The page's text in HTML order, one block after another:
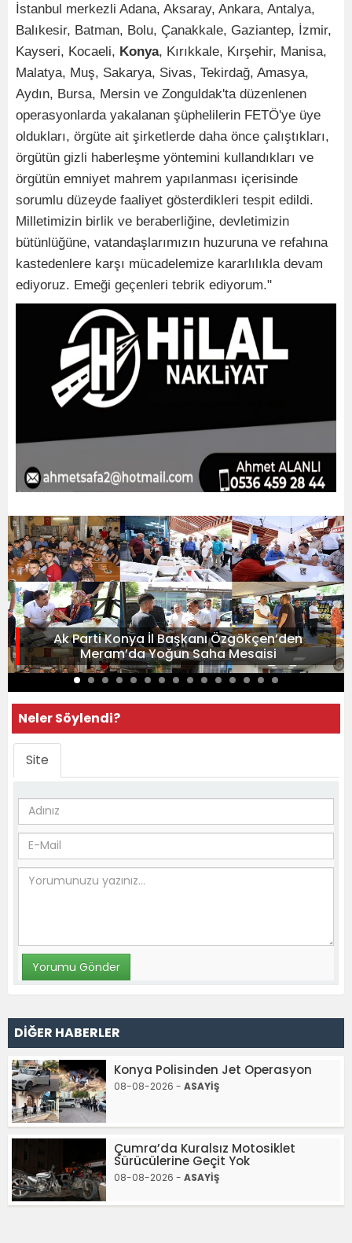
İstanbul merkezli Adana, Aksaray, Ankara, Antalya,
Balıkesir, Batman, Bolu, Çanakkale, Gaziantep, İzmir,
Kayseri, Kocaeli, Konya, Kırıkkale, Kırşehir, Manisa,
Malatya, Muş, Sakarya, Sivas, Tekirdağ, Amasya,
Aydın, Bursa, Mersin ve Zonguldak'ta düzenlenen
operasyonlarda yakalanan şüphelilerin FETÖ'ye üye
oldukları, örgüte ait şirketlerde daha önce çalıştıkları,
örgütün gizli haberleşme yöntemini kullandıkları ve
örgütün emniyet mahrem yapılanması içerisinde
sorumlu düzeyde faaliyet gösterdikleri tespit edildi.
Milletimizin birlik ve beraberliğine, devletimizin
bütünlüğüne, vatandaşlarımızın huzuruna ve refahına
kastedenlere karşı mücadelemize kararlılıkla devam
ediyoruz. Emeği geçenleri tebrik ediyorum."
Ak Parti Konya İl Başkanı Özgökçen’den
Meram’da Yoğun Saha Mesaisi
Neler Söylendi?
Site
DİĞER HABERLER
Konya Polisinden Jet Operasyon
08-08-2026 - ASAYİŞ
Çumra’da Kuralsız Motosiklet
Sürücülerine Geçit Yok
08-08-2026 - ASAYİŞ